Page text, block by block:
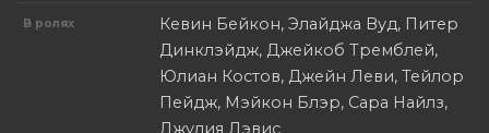
В ролях
Кевин Бейкон, Элайджа Вуд, Питер
Динклэйдж, Джейкоб Тремблей,
Юлиан Костов, Джейн Леви, Тейлор
Пейдж, Мэйкон Блэр, Сара Найлз,
Джулия Дэвис